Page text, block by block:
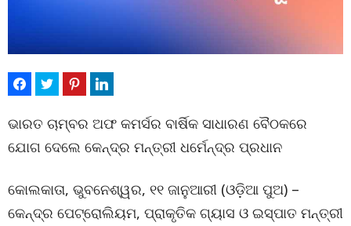
ଭାରତ ଚାମ୍ବର ଅଫ କମର୍ସର ବାର୍ଷିକ ସାଧାରଣ ବୈଠକରେ
ଯୋଗ ଦେଲେ କେନ୍ଦ୍ର ମନ୍ତ୍ରୀ ଧର୍ମେନ୍ଦ୍ର ପ୍ରଧାନ
କୋଲକାତା, ଭୁବନେଶ୍ୱର, ୧୧ ଜାନୁଆରୀ (ଓଡ଼ିଆ ପୁଅ) –
କେନ୍ଦ୍ର ପେଟ୍ରୋଲିୟମ, ପ୍ରାକୃତିକ ଗ୍ୟାସ ଓ ଇସ୍ପାତ ମନ୍ତ୍ରୀ